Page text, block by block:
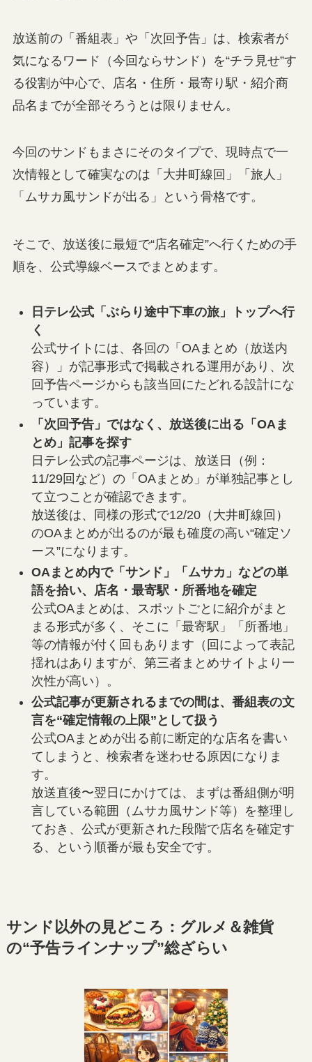
放送前の「番組表」や「次回予告」は、検索者が
気になるワード（今回ならサンド）を“チラ見せ”す
る役割が中心で、店名・住所・最寄り駅・紹介商
品名までが全部そろうとは限りません。
今回のサンドもまさにそのタイプで、現時点で一
次情報として確実なのは「大井町線回」「旅人」
「ムサカ風サンドが出る」という骨格です。
そこで、放送後に最短で“店名確定”へ行くための手
順を、公式導線ベースでまとめます。
日テレ公式「ぶらり途中下車の旅」トップへ行
く
公式サイトには、各回の「OAまとめ（放送内
容）」が記事形式で掲載される運用があり、次
回予告ページからも該当回にたどれる設計にな
っています。
「次回予告」ではなく、放送後に出る「OAま
とめ」記事を探す
日テレ公式の記事ページは、放送日（例：
11/29回など）の「OAまとめ」が単独記事とし
て立つことが確認できます。
放送後は、同様の形式で12/20（大井町線回）
のOAまとめが出るのが最も確度の高い“確定ソ
ース”になります。
OAまとめ内で「サンド」「ムサカ」などの単
語を拾い、店名・最寄駅・所番地を確定
公式OAまとめは、スポットごとに紹介がまと
まる形式が多く、そこに「最寄駅」「所番地」
等の情報が付く回もあります（回によって表記
揺れはありますが、第三者まとめサイトより一
次性が高い）。
公式記事が更新されるまでの間は、番組表の文
言を“確定情報の上限”として扱う
公式OAまとめが出る前に断定的な店名を書い
てしまうと、検索者を迷わせる原因になりま
す。
放送直後〜翌日にかけては、まずは番組側が明
言している範囲（ムサカ風サンド等）を整理し
ておき、公式が更新された段階で店名を確定す
る、という順番が最も安全です。
サンド以外の見どころ：グルメ＆雑貨
の“予告ラインナップ”総ざらい